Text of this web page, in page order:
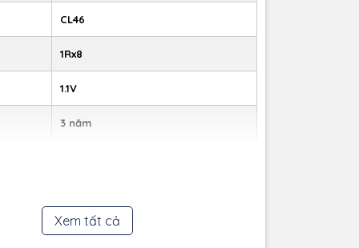
CL46
1Rx8
1.1V
3 năm
Xem tất cả